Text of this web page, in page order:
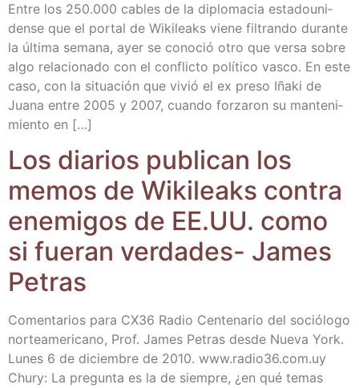
Entre los 250.000 cables de la diplo­ma­cia esta­dou­ni­
den­se que el por­tal de Wiki­leaks vie­ne fil­tran­do duran­te
la últi­ma sema­na, ayer se cono­ció otro que ver­sa sobre
algo rela­cio­na­do con el con­flic­to polí­ti­co vas­co. En este
caso, con la situa­ción que vivió el ex pre­so Iña­ki de
Jua­na entre 2005 y 2007, cuan­do for­za­ron su man­te­ni­
mien­to en […]
Los dia­rios publi­can los
memos de Wiki­leaks con­tra
enemi­gos de EE.UU. como
si fue­ran ver­da­des- James
Petras
Comen­ta­rios para CX36 Radio Cen­te­na­rio del soció­lo­go
nor­te­ame­ri­cano, Prof. James Petras des­de Nue­va York.
Lunes 6 de diciem­bre de 2010. www​.radio36​.com​.uy
Chury: La pre­gun­ta es la de siem­pre, ¿en qué temas